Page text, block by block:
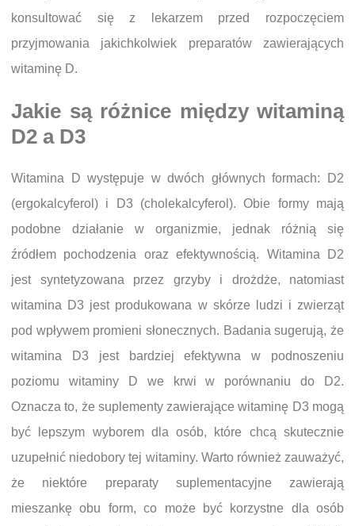
konsultować się z lekarzem przed rozpoczęciem
przyjmowania jakichkolwiek preparatów zawierających
witaminę D.
Jakie są różnice między witaminą
D2 a D3
Witamina D występuje w dwóch głównych formach: D2
(ergokalcyferol) i D3 (cholekalcyferol). Obie formy mają
podobne działanie w organizmie, jednak różnią się
źródłem pochodzenia oraz efektywnością. Witamina D2
jest syntetyzowana przez grzyby i drożdże, natomiast
witamina D3 jest produkowana w skórze ludzi i zwierząt
pod wpływem promieni słonecznych. Badania sugerują, że
witamina D3 jest bardziej efektywna w podnoszeniu
poziomu witaminy D we krwi w porównaniu do D2.
Oznacza to, że suplementy zawierające witaminę D3 mogą
być lepszym wyborem dla osób, które chcą skutecznie
uzupełnić niedobory tej witaminy. Warto również zauważyć,
że niektóre preparaty suplementacyjne zawierają
mieszankę obu form, co może być korzystne dla osób